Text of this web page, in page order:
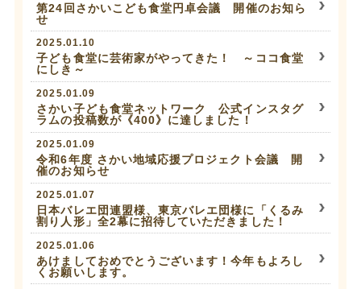
第24回さかいこども食堂円卓会議 開催のお知ら
せ
2025.01.10
子ども食堂に芸術家がやってきた！ ～ココ食堂
にしき～
2025.01.09
さかい子ども食堂ネットワーク 公式インスタグ
ラムの投稿数が《400》に達しました！
2025.01.09
令和6年度 さかい地域応援プロジェクト会議 開
催のお知らせ
2025.01.07
日本バレエ団連盟様、東京バレエ団様に「くるみ
割り人形」全2幕に招待していただきました！
2025.01.06
あけましておめでとうございます！今年もよろし
くお願いします。